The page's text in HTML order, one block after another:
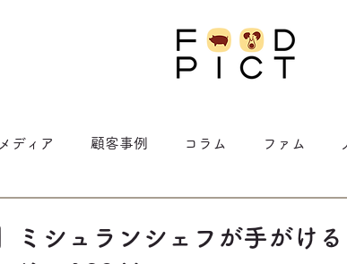
メディア 顧客事例 コラム ファム
ミシュランシェフが手がけ